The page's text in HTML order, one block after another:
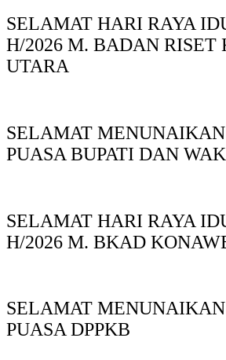
SELAMAT HARI RAYA
H/2026 M. BADAN RISET
UTARA
SELAMAT
PUASA BUPATI DAN
SELAMAT HARI RAYA
H/2026 M. BKAD
SELAMAT
PUASA DPPKB